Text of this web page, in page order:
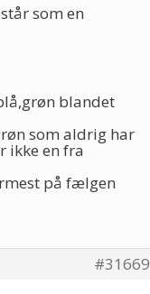
som en
blandet
som aldrig har
ikke en fra
på fælgen
#31669